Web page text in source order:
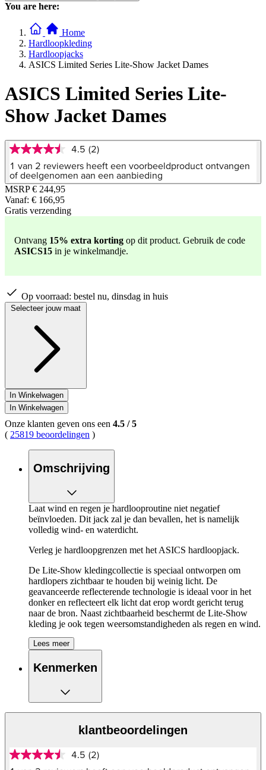
You are here:
Home
Hardloopkleding
Hardloopjacks
ASICS Limited Series Lite-Show Jacket Dames
ASICS Limited Series Lite-
Show Jacket Dames
4.5
van
5
sterren,
gemiddelde
scorewaarde.
Read
2
Dezelfde
paginalink.
4.5 (2)
1 van 2 reviewers heeft een voorbeeldproduct ontvangen
of deelgenomen aan een aanbieding
MSRP € 244,95
Vanaf: € 166,95
Gratis verzending
Ontvang 15% extra korting op dit product. Gebruik de code
ASICS15 in je winkelmandje.
Op voorraad: bestel nu, dinsdag in huis
Selecteer jouw maat
In Winkelwagen
In Winkelwagen
Onze klanten geven ons een 4.5 /5
( 25819 beoordelingen )
Omschrijving
Laat wind en regen je hardlooproutine niet negatief
beïnvloeden. Dit jack zal je dan bevallen, het is namelijk
volledig wind- en waterdicht.
Verleg je hardloopgrenzen met het ASICS hardloopjack.
De Lite-Show kledingcollectie is speciaal ontworpen om
hardlopers zichtbaar te houden bij weinig licht. De
geavanceerde reflecterende technologie is ideaal voor in het
donker en reflecteert elk licht dat erop wordt gericht terug
naar de bron. Naast zichtbaarheid beschermt de Lite-Show
kleding je ook tegen weersomstandigheden als regen en wind.
De belangrijkste eigenschappen van de ASICS
Limited Series Lite-Show Jacket op een rijtje:
Eén borstzak, om je kleinere benodigdheden in op te
bergen
Twee zijzakken, om je essentials in op te bergen,
waaronder je telefoon
Verstelbare capuchon
Naden zijn getapet om schuren te voorkomen
Ventilatiepanelen aan de achterkant voor extra
Lees meer
Kenmerken
klantbeoordelingen
4.5
4.5 (2)